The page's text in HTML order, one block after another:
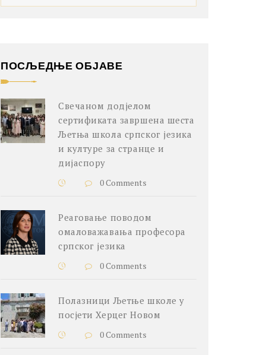
ПОСЉЕДЊЕ ОБЈАВЕ
Свечаном додјелом
сертификата завршена шеста
Љетња школа српског језика
и културе за странце и
дијаспору
0 Comments
Реаговање поводом
омаловажавања професора
српског језика
0 Comments
Полазници Љетње школе у
посјети Херцег Новом
0 Comments